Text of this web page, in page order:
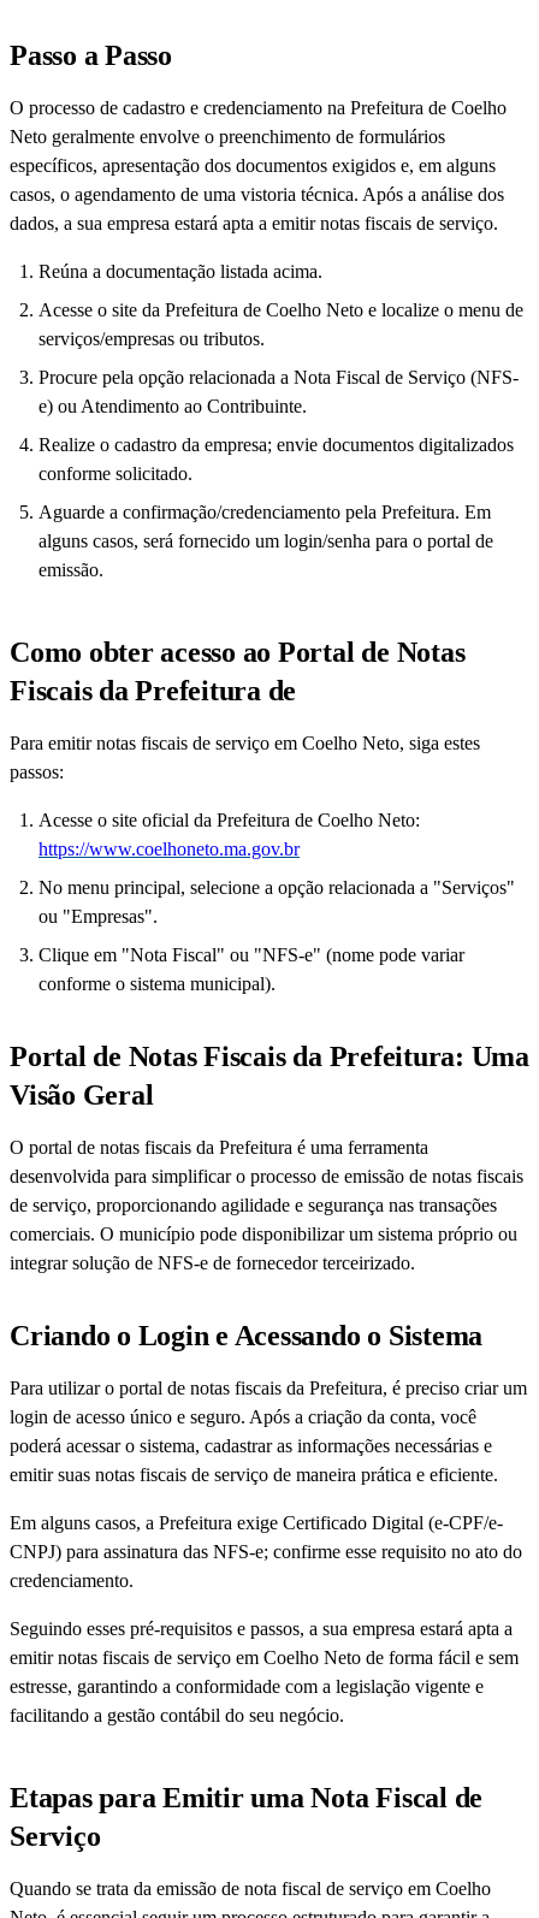
Passo a Passo
O processo de cadastro e credenciamento na Prefeitura de Coelho
Neto geralmente envolve o preenchimento de formulários
específicos, apresentação dos documentos exigidos e, em alguns
casos, o agendamento de uma vistoria técnica. Após a análise dos
dados, a sua empresa estará apta a emitir notas fiscais de serviço.
Reúna a documentação listada acima.
Acesse o site da Prefeitura de Coelho Neto e localize o menu de
serviços/empresas ou tributos.
Procure pela opção relacionada a Nota Fiscal de Serviço (NFS-
e) ou Atendimento ao Contribuinte.
Realize o cadastro da empresa; envie documentos digitalizados
conforme solicitado.
Aguarde a confirmação/credenciamento pela Prefeitura. Em
alguns casos, será fornecido um login/senha para o portal de
emissão.
Como obter acesso ao Portal de Notas
Fiscais da Prefeitura de
Para emitir notas fiscais de serviço em Coelho Neto, siga estes
passos:
Acesse o site oficial da Prefeitura de Coelho Neto:
https://www.coelhoneto.ma.gov.br
No menu principal, selecione a opção relacionada a "Serviços"
ou "Empresas".
Clique em "Nota Fiscal" ou "NFS-e" (nome pode variar
conforme o sistema municipal).
Portal de Notas Fiscais da Prefeitura: Uma
Visão Geral
O portal de notas fiscais da Prefeitura é uma ferramenta
desenvolvida para simplificar o processo de emissão de notas fiscais
de serviço, proporcionando agilidade e segurança nas transações
comerciais. O município pode disponibilizar um sistema próprio ou
integrar solução de NFS-e de fornecedor terceirizado.
Criando o Login e Acessando o Sistema
Para utilizar o portal de notas fiscais da Prefeitura, é preciso criar um
login de acesso único e seguro. Após a criação da conta, você
poderá acessar o sistema, cadastrar as informações necessárias e
emitir suas notas fiscais de serviço de maneira prática e eficiente.
Em alguns casos, a Prefeitura exige Certificado Digital (e-CPF/e-
CNPJ) para assinatura das NFS-e; confirme esse requisito no ato do
credenciamento.
Seguindo esses pré-requisitos e passos, a sua empresa estará apta a
emitir notas fiscais de serviço em Coelho Neto de forma fácil e sem
estresse, garantindo a conformidade com a legislação vigente e
facilitando a gestão contábil do seu negócio.
Etapas para Emitir uma Nota Fiscal de
Serviço
Quando se trata da emissão de nota fiscal de serviço em Coelho